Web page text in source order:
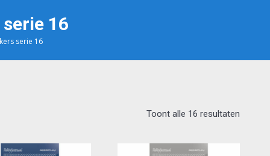
16
serie 16
Toont alle 16 resultaten